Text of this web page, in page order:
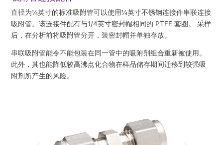
直径为¼英寸的标准吸附管可以使用¼英寸不锈钢连接件串联连接
吸附管。该连接件配有与1/4英寸密封帽相同的 PTFE 套圈。 采样
后，在分析前将吸附管分开，装密封帽并单独存放。
串联吸附管能令不能包装在同一管中的吸附剂组合重新被使用。
此外，其也能降低较高沸点化合物在样品储存期间迁移到较强吸
附剂所产生的风险。